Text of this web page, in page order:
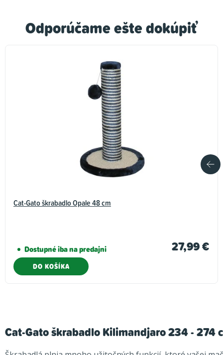
Odporúčame ešte dokúpiť
Cat-Gato škrabadlo Opale 48 cm
Dostupné iba na predajni 27,99 €
DO KOŠÍKA
Cat-Gato škrabadlo Kilimandjaro 234 - 274